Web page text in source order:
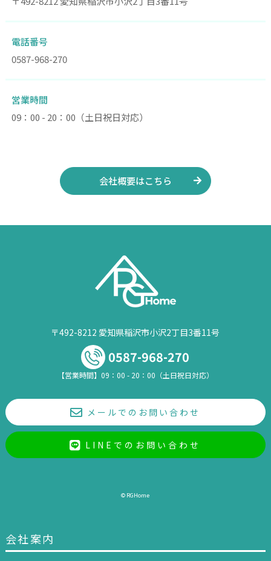
電話番号
0587-968-270
営業時間
09：00 - 20：00（土日祝日対応）
会社概要はこちら
〒492-8212 愛知県稲沢市小沢2丁目3番11号
0587-968-270
【営業時間】09：00 - 20：00（土日祝日対応）
メールでのお問い合わせ
LINEでのお問い合わせ
© RGHome
会社案内